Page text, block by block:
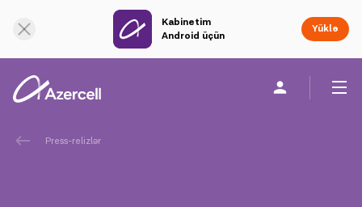
Kabinetim
Android üçün
Yüklə
FərdiPress-relizlər
Onlayn dəstək